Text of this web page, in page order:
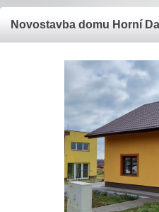
Novostavba domu Horní